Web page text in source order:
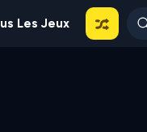
Les Jeux